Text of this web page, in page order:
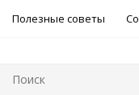
Полезные советы